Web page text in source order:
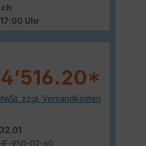
Uhr
zzgl. Versandkosten
950-02-60